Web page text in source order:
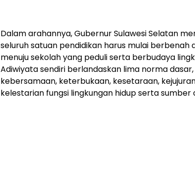
Dalam arahannya, Gubernur Sulawesi Selatan
seluruh satuan pendidikan harus mulai berbenah
menuju sekolah yang peduli serta berbudaya
Adiwiyata sendiri berlandaskan lima norma
kebersamaan, keterbukaan, kesetaraan,
kelestarian fungsi lingkungan hidup serta sumber